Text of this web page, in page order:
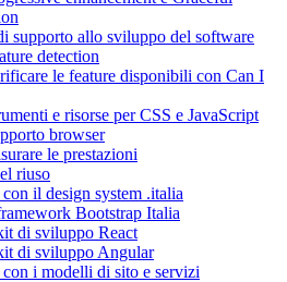
supporto allo sviluppo del software
detection
le feature disponibili con Can I
e risorse per CSS e JavaScript
browser
le prestazioni
riuso
il design system .italia
Bootstrap Italia
di sviluppo React
di sviluppo Angular
i modelli di sito e servizi